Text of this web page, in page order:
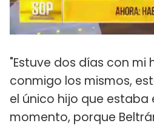
"Estuve dos días con mi
conmigo los mismos,
el único hijo que estaba
momento, porque